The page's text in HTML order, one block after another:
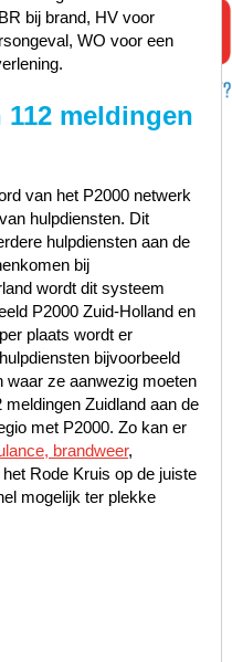
bij brand, HV voor
WO voor een
112 meldingen
van het P2000 netwerk
hulpdiensten. Dit
hulpdiensten aan de
bij
wordt dit systeem
P2000 Zuid-Holland en
plaats wordt er
bijvoorbeeld
waar ze aanwezig moeten
Zuidland aan de
met P2000. Zo kan er
brandweer,
Rode Kruis op de juiste
mogelijk ter plekke